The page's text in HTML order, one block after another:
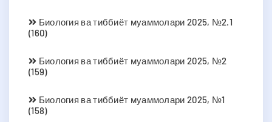
Биология ва тиббиёт муаммолари 2025, №2.1
(160)
Биология ва тиббиёт муаммолари 2025, №2
(159)
Биология ва тиббиёт муаммолари 2025, №1
(158)